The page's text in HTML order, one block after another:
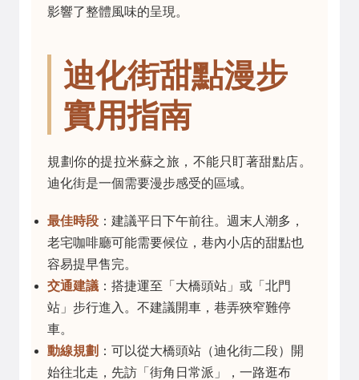
影響了整體風味的呈現。
迪化街甜點漫步
實用指南
規劃你的提拉米蘇之旅，不能只盯著甜點店。
迪化街是一個需要漫步感受的區域。
最佳時段 ：建議平日下午前往。週末人潮多，
老宅咖啡廳可能需要候位，巷內小店的甜點也
容易提早售完。
交通建議 ：搭捷運至「大橋頭站」或「北門
站」步行進入。不建議開車，巷弄狹窄難停
車。
動線規劃 ：可以從大橋頭站（迪化街二段）開
始往北走，先訪「街角日常派」，一路逛布